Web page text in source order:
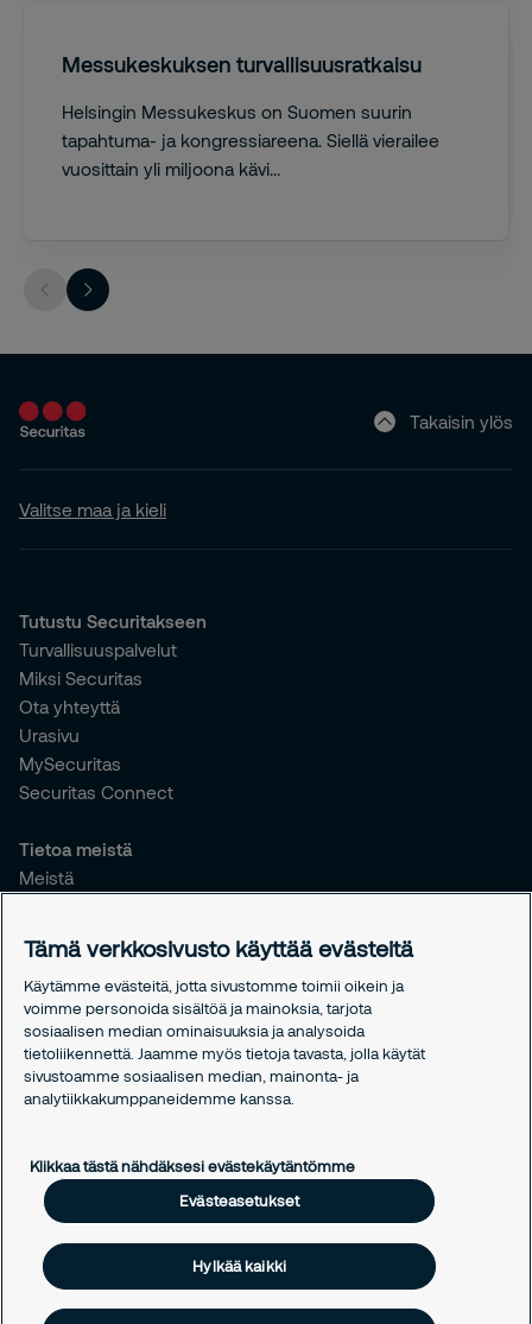
Messukeskuksen turvallisuusratkaisu
Helsingin Messukeskus on Suomen suurin
tapahtuma- ja kongressiareena. Siellä vierailee
vuosittain yli miljoona kävi...
Takaisin ylös
Valitse maa ja kieli
Tutustu Securitakseen
Turvallisuuspalvelut
Miksi Securitas
Ota yhteyttä
Urasivu
MySecuritas
Securitas Connect
Tietoa meistä
Meistä
Työntekijöille
Oikeudelliset asiat
Tietosuojakäytäntömme
Evästekäytäntömme
Evästeasetukset
Tämä verkkosivusto käyttää evästeitä
Käytämme evästeitä, jotta sivustomme toimii oikein ja
voimme personoida sisältöä ja mainoksia, tarjota
sosiaalisen median ominaisuuksia ja analysoida
tietoliikennettä. Jaamme myös tietoja tavasta, jolla käytät
sivustoamme sosiaalisen median, mainonta- ja
analytiikkakumppaneidemme kanssa.
Klikkaa tästä nähdäksesi evästekäytäntömme
Evästeasetukset
Hylkää kaikki